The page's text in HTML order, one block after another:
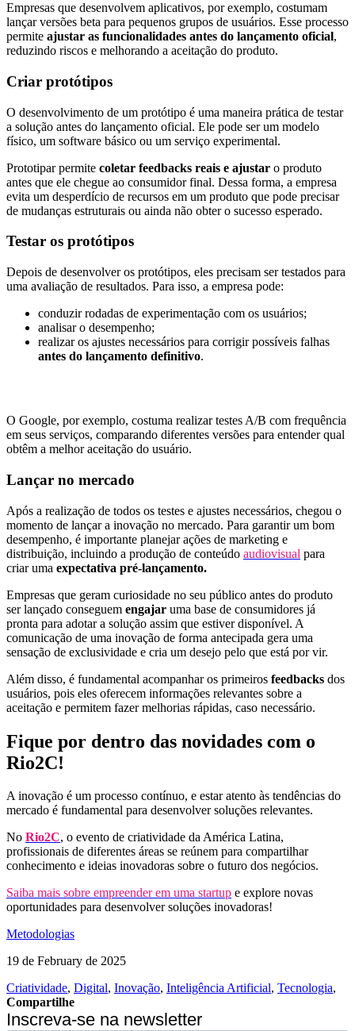
Empresas que desenvolvem aplicativos, por exemplo, costumam
lançar versões beta para pequenos grupos de usuários. Esse processo
permite ajustar as funcionalidades antes do lançamento oficial,
reduzindo riscos e melhorando a aceitação do produto.
Criar protótipos
O desenvolvimento de um protótipo é uma maneira prática de testar
a solução antes do lançamento oficial. Ele pode ser um modelo
físico, um software básico ou um serviço experimental.
Prototipar permite coletar feedbacks reais e ajustar o produto
antes que ele chegue ao consumidor final. Dessa forma, a empresa
evita um desperdício de recursos em um produto que pode precisar
de mudanças estruturais ou ainda não obter o sucesso esperado.
Testar os protótipos
Depois de desenvolver os protótipos, eles precisam ser testados para
uma avaliação de resultados. Para isso, a empresa pode:
conduzir rodadas de experimentação com os usuários;
analisar o desempenho;
realizar os ajustes necessários para corrigir possíveis falhas
antes do lançamento definitivo.
O Google, por exemplo, costuma realizar testes A/B com frequência
em seus serviços, comparando diferentes versões para entender qual
obtêm a melhor aceitação do usuário.
Lançar no mercado
Após a realização de todos os testes e ajustes necessários, chegou o
momento de lançar a inovação no mercado. Para garantir um bom
desempenho, é importante planejar ações de marketing e
distribuição, incluindo a produção de conteúdo audiovisual para
criar uma expectativa pré-lançamento.
Empresas que geram curiosidade no seu público antes do produto
ser lançado conseguem engajar uma base de consumidores já
pronta para adotar a solução assim que estiver disponível. A
comunicação de uma inovação de forma antecipada gera uma
sensação de exclusividade e cria um desejo pelo que está por vir.
Além disso, é fundamental acompanhar os primeiros feedbacks dos
usuários, pois eles oferecem informações relevantes sobre a
aceitação e permitem fazer melhorias rápidas, caso necessário.
Fique por dentro das novidades com o
Rio2C!
A inovação é um processo contínuo, e estar atento às tendências do
mercado é fundamental para desenvolver soluções relevantes.
No Rio2C, o evento de criatividade da América Latina,
profissionais de diferentes áreas se reúnem para compartilhar
conhecimento e ideias inovadoras sobre o futuro dos negócios.
Saiba mais sobre empreender em uma startup e explore novas
oportunidades para desenvolver soluções inovadoras!
Metodologias
19 de February de 2025
Criatividade, Digital, Inovação, Inteligência Artificial, Tecnologia,
Compartilhe
Inscreva-se na newsletter